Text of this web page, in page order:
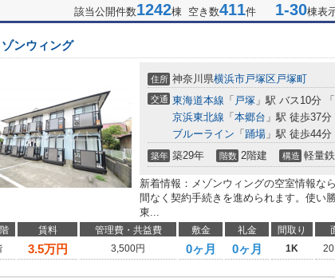
該当公開件数1242棟 空き数411件 1-30棟表
ゾンウィング
住所 神奈川県横浜市戸塚区戸塚町
交通 東海道本線 「 戸塚 」駅 バス10分
京浜東北線 「 本郷台 」駅 徒歩37分
ブルーライン 「 踊場 」駅 徒歩44分
築年 築29年 階数 2階建 構造 軽量
新着情報：メゾンウィングの空室情報な
間なく契約手続きを進められます。使い
東...
賃料 管理費・共益費 敷金 礼金 間取り
3.5万円 3,500円 0ヶ月 0ヶ月 1K